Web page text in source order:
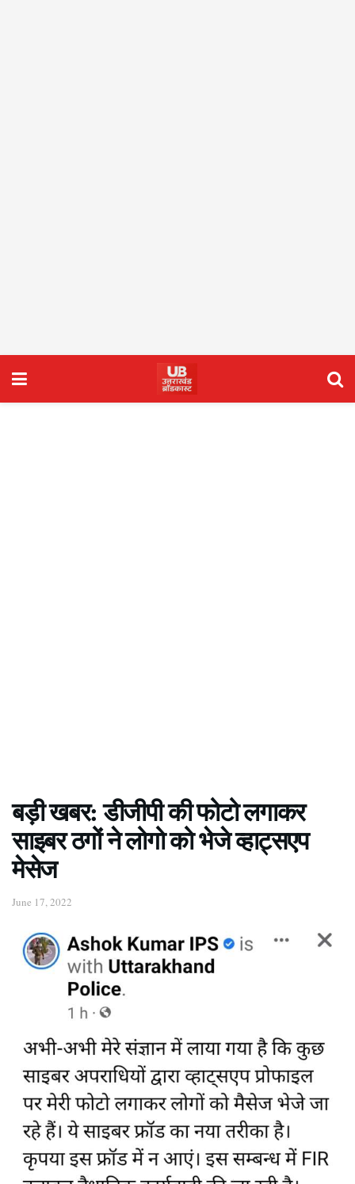
बड़ी खबर: डीजीपी की फोटो लगाकर
साइबर ठगों ने लोगो को भेजे व्हाट्सएप
मेसेज
June 17, 2022